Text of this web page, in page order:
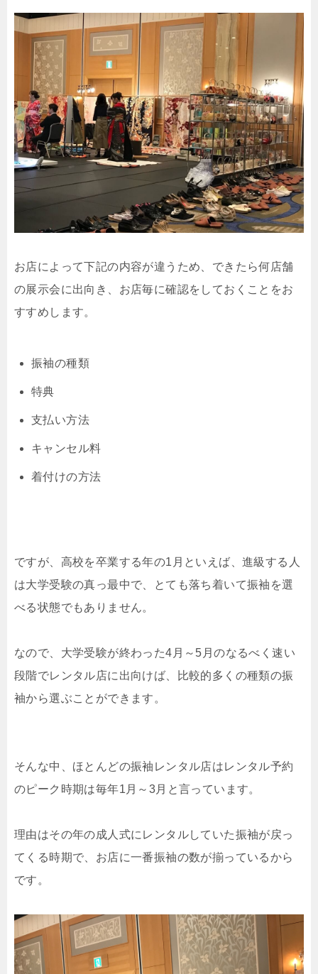
お店によって下記の内容が違うため、できたら何店舗
の展示会に出向き、お店毎に確認をしておくことをお
すすめします。
振袖の種類
特典
支払い方法
キャンセル料
着付けの方法
ですが、高校を卒業する年の1月といえば、進級する人
は大学受験の真っ最中で、とても落ち着いて振袖を選
べる状態でもありません。
なので、大学受験が終わった4月～5月のなるべく速い
段階でレンタル店に出向けば、比較的多くの種類の振
袖から選ぶことができます。
そんな中、ほとんどの振袖レンタル店はレンタル予約
のピーク時期は毎年1月～3月と言っています。
理由はその年の成人式にレンタルしていた振袖が戻っ
てくる時期で、お店に一番振袖の数が揃っているから
です。